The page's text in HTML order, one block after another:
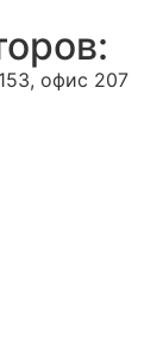
офис 207